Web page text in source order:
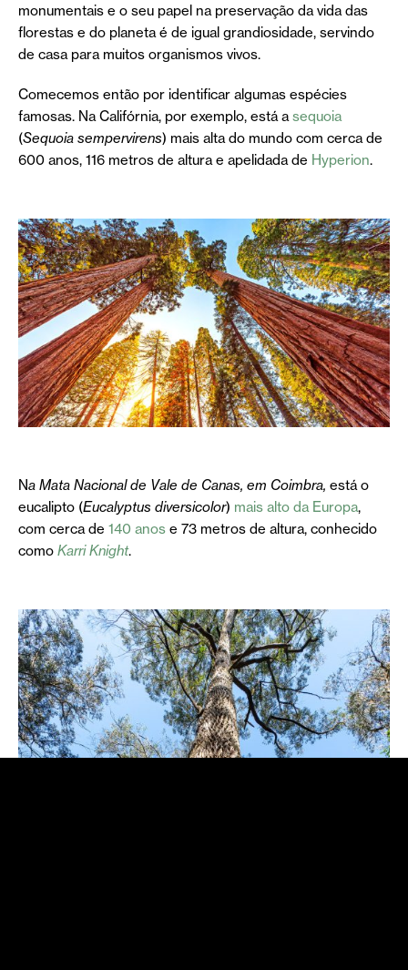
monumentais e o seu papel na preservação da vida das
florestas e do planeta é de igual grandiosidade, servindo
de casa para muitos organismos vivos.
Comecemos então por identificar algumas espécies
famosas. Na Califórnia, por exemplo, está a sequoia
(Sequoia sempervirens) mais alta do mundo com cerca de
600 anos, 116 metros de altura e apelidada de Hyperion.
Na Mata Nacional de Vale de Canas, em Coimbra, está o
eucalipto (Eucalyptus diversicolor) mais alto da Europa,
com cerca de 140 anos e 73 metros de altura, conhecido
como Karri Knight.